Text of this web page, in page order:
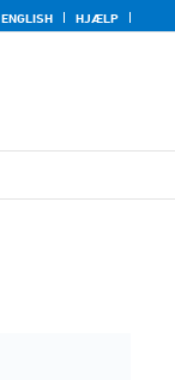
ENGLISH HJÆLP